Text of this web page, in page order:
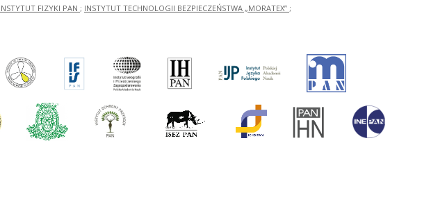
INSTYTUT FIZYKI PAN ; INSTYTUT TECHNOLOGII BEZPIECZEŃSTWA „MORATEX” ;